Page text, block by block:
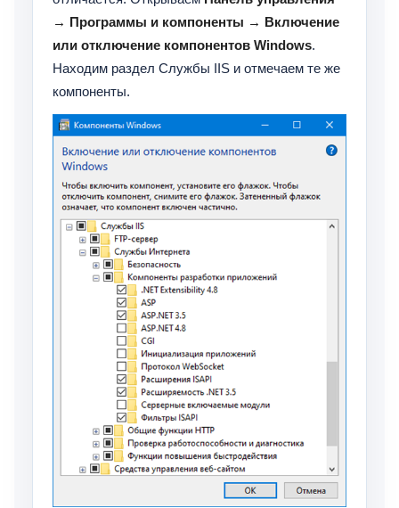
→ Программы и компоненты → Включение
или отключение компонентов Windows.
Находим раздел Службы IIS и отмечаем те же
компоненты.